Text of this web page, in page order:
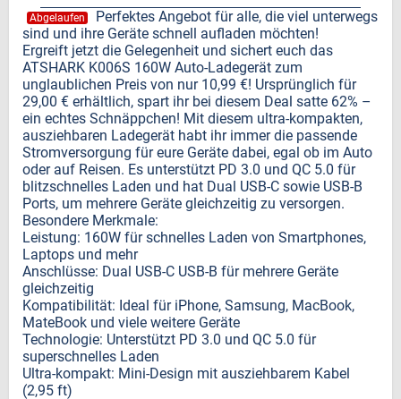
Abgelaufen
Perfektes Angebot für alle, die viel unterwegs
sind und ihre Geräte schnell aufladen möchten!
Ergreift jetzt die Gelegenheit und sichert euch das
ATSHARK K006S 160W Auto-Ladegerät zum
unglaublichen Preis von nur 10,99 €! Ursprünglich für
29,00 € erhältlich, spart ihr bei diesem Deal satte 62% –
ein echtes Schnäppchen! Mit diesem ultra-kompakten,
ausziehbaren Ladegerät habt ihr immer die passende
Stromversorgung für eure Geräte dabei, egal ob im Auto
oder auf Reisen. Es unterstützt PD 3.0 und QC 5.0 für
blitzschnelles Laden und hat Dual USB-C sowie USB-B
Ports, um mehrere Geräte gleichzeitig zu versorgen.
Besondere Merkmale:
Leistung: 160W für schnelles Laden von Smartphones,
Laptops und mehr
Anschlüsse: Dual USB-C USB-B für mehrere Geräte
gleichzeitig
Kompatibilität: Ideal für iPhone, Samsung, MacBook,
MateBook und viele weitere Geräte
Technologie: Unterstützt PD 3.0 und QC 5.0 für
superschnelles Laden
Ultra-kompakt: Mini-Design mit ausziehbarem Kabel
(2,95 ft)